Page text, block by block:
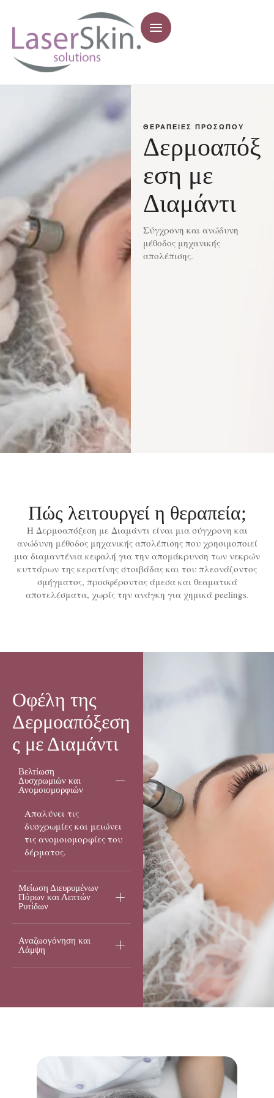
ΘΕΡΑΠΕΊΕΣ ΠΡΟΣΏΠΟΥ
Δερμοαπόξ
εση με
Διαμάντι
Σύγχρονη και ανώδυνη
μέθοδος μηχανικής
απολέπισης.
Πώς λειτουργεί η θεραπεία;
Η Δερμοαπόξεση με Διαμάντι είναι μια σύγχρονη και
ανώδυνη μέθοδος μηχανικής απολέπισης που χρησιμοποιεί
μια διαμαντένια κεφαλή για την απομάκρυνση των νεκρών
κυττάρων της κερατίνης στοιβάδας και του πλεονάζοντος
σμήγματος, προσφέροντας άμεσα και θεαματικά
αποτελέσματα, χωρίς την ανάγκη για χημικά peelings.
Οφέλη της
Δερμοαπόξεση
ς με Διαμάντι
Βελτίωση
Δυσχρωμιών και
Ανομοιομορφιών
Απαλύνει τις
δυσχρωμίες και μειώνει
τις ανομοιομορφίες του
δέρματος.
Μείωση Διευρυμένων
Πόρων και Λεπτών
Ρυτίδων
Αναζωογόνηση και
Λάμψη